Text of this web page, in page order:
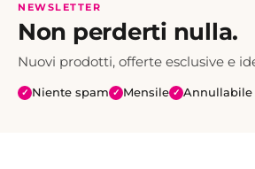
NEWSLETTER
Non perderti nulla.
Nuovi prodotti, offerte esclusive e
✓ Niente spam ✓ Mensile ✓